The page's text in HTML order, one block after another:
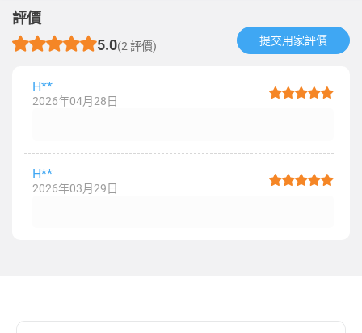
評價
5.0(2 評價) 提交用家評價​
H**
2026年04月28日
H**
2026年03月29日